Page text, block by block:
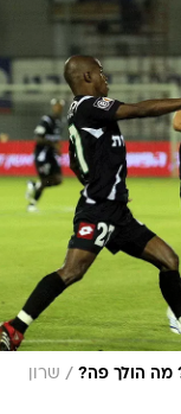
מה הולך פה? / שרון